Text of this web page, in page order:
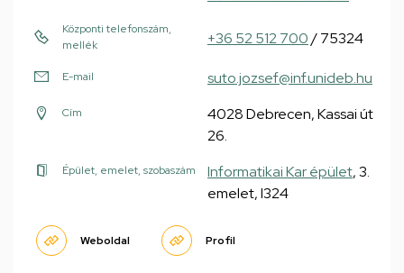
Központi telefonszám,
mellék
+36 52 512 700/ 75324
E-mail suto.jozsef@inf.unideb.hu
Cím
4028 Debrecen, Kassai út
26.
Épület, emelet, szobaszám Informatikai Kar épület, 3.
emelet, I324
Weboldal Profil